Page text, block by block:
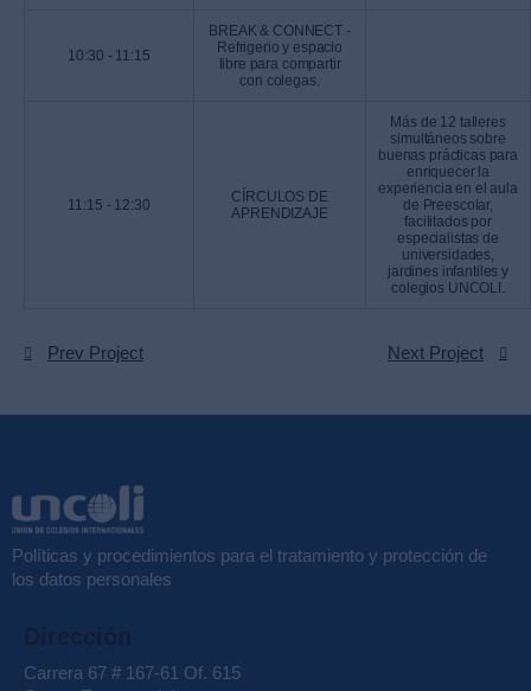
10:30 - 11:15
BREAK & CONNECT -
Refrigerio y espacio
libre para compartir
con colegas.
11:15 - 12:30
CÍRCULOS DE
APRENDIZAJE
Más de 12 talleres
simultáneos sobre
buenas prácticas para
enriquecer la
experiencia en el aula
de Preescolar,
facilitados por
especialistas de
universidades,
jardines infantiles y
colegios UNCOLI.
Prev Project Next Project
Políticas y procedimientos para el tratamiento y protección de
los datos personales
Carrera 67 # 167-61 Of. 615